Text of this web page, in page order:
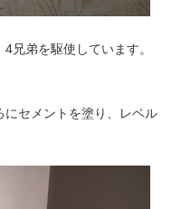
兄弟を駆使しています。
にセメントを塗り、レベル